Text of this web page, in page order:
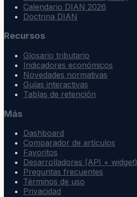
Calendario DIAN 2026
Doctrina DIAN
Recursos
Glosario tributario
Indicadores económicos
Novedades normativas
Guías interactivas
Tablas de retención
Más
Dashboard
Comparador de artículos
Favoritos
Desarrolladores (API + widget)
Preguntas frecuentes
Términos de uso
Privacidad